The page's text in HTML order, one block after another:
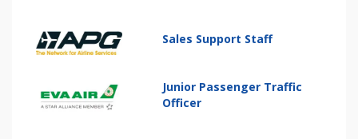
Sales Support Staff
Junior Passenger Traffic
Officer